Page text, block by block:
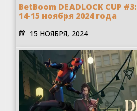
BetBoom DEADLOCK CUP
14-15 ноября 2024 года
15 НОЯБРЯ, 2024